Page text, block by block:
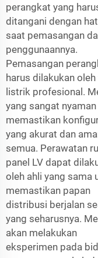
perangkat yang
ditangani dengan
saat pemasangan
penggunaannya.
Pemasangan
harus dilakukan
listrik profesional.
yang sangat
memastikan
yang akurat dan
semua. Perawatan
panel LV dapat
oleh ahli yang sama
memastikan papan
distribusi berjalan
yang seharusnya.
akan melakukan
eksperimen pada